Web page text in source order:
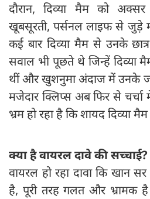
दौरान, दिव्या मैम को
खूबसूरती, पर्सनल लाइफ से जुड़े
कई बार दिव्या मैम से उनके
सवाल भी पूछते थे जिन्हें दिव्या
थीं और खुशनुमा अंदाज में उनके
मजेदार क्लिप्स अब फिर से
भ्रम हो रहा है कि शायद दिव्या
क्या है वायरल दावे की सच्चाई?
वायरल हो रहा दावा कि खान
है, पूरी तरह गलत और भ्रामक है।